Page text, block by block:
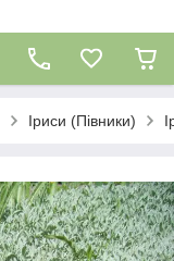
Іриси (Півники)